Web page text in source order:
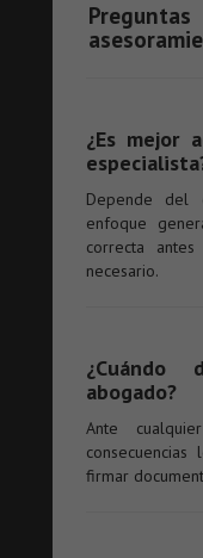
¿Es mejor
Depende del
enfoque
correcta
necesario.
abogado?
Ante
firmar